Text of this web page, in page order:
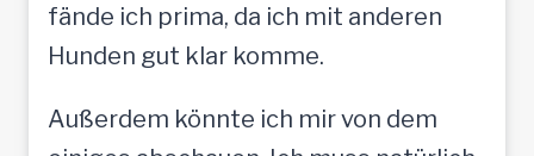
fände ich prima, da ich mit anderen
Hunden gut klar komme.
Außerdem könnte ich mir von dem